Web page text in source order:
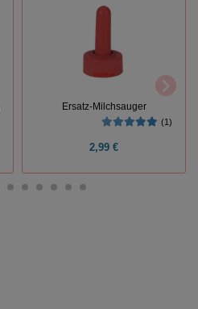
Ersatz-Milchsauger
(1)
2,99 €